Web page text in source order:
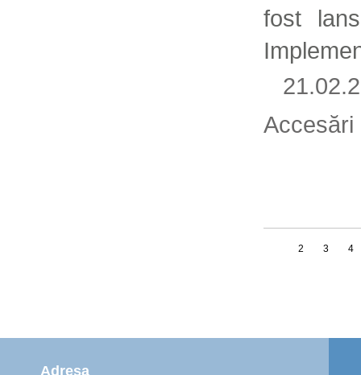
fost
Accesări
2 3 4
Adresa